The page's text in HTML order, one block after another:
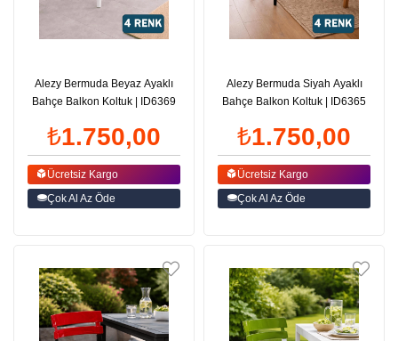
Alezy Bermuda Beyaz Ayaklı
Bahçe Balkon Koltuk | ID6369
₺1.750,00
Ücretsiz Kargo
Çok Al Az Öde
Alezy Bermuda Siyah Ayaklı
Bahçe Balkon Koltuk | ID6365
₺1.750,00
Ücretsiz Kargo
Çok Al Az Öde